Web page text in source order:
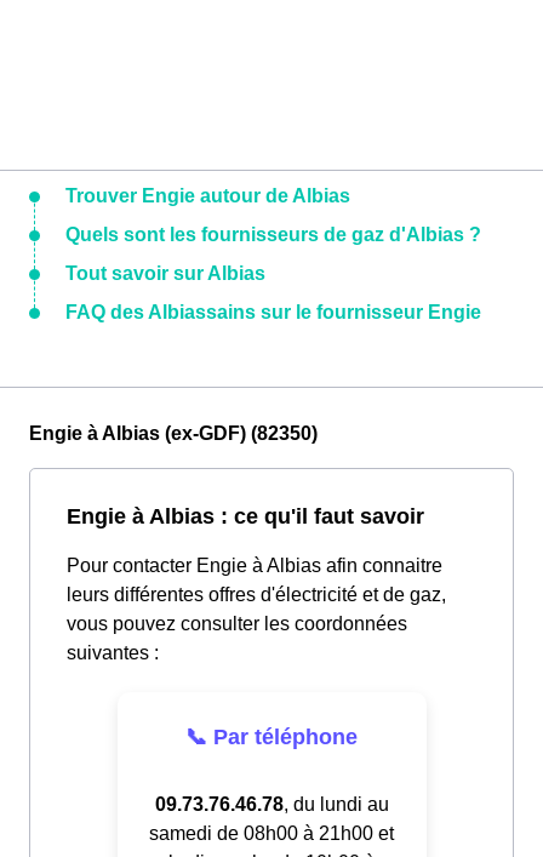
Trouver Engie autour de Albias
Quels sont les fournisseurs de gaz d'Albias ?
Tout savoir sur Albias
FAQ des Albiassains sur le fournisseur Engie
Engie à Albias (ex-GDF) (82350)
Engie à Albias : ce qu'il faut savoir
Pour contacter Engie à Albias afin connaitre
leurs différentes offres d'électricité et de gaz,
vous pouvez consulter les coordonnées
suivantes :
📞 Par téléphone
09.73.76.46.78, du lundi au
samedi de 08h00 à 21h00 et